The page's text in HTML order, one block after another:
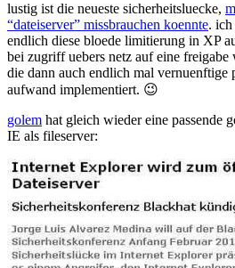
lustig ist die neueste sicherheitsluecke,
“dateiserver” missbrauchen koennte. ich
endlich diese bloede limitierung in XP
bei zugriff uebers netz auf eine
die dann auch endlich mal vernuenftige
aufwand implementiert. 😉
golem hat gleich wieder eine passende
IE als fileserver: